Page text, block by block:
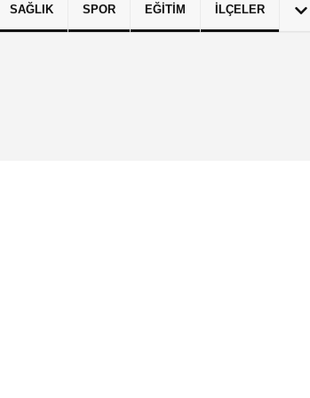
SAĞLIK SPOR EĞITIM İLÇELER